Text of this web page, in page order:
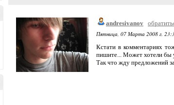
andresivanov
Пятница, 07 Марта 2008 г.
Кстати в комментариях
пишите... Может хотели бы
Так что жду предложений